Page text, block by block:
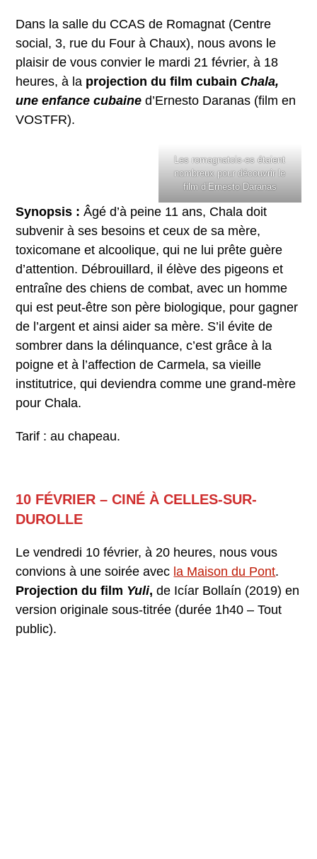
Dans la salle du CCAS de Romagnat (Centre
social, 3, rue du Four à Chaux), nous avons le
plaisir de vous convier le mardi 21 février, à 18
heures, à la projection du film cubain Chala,
une enfance cubaine d’Ernesto Daranas (film en
VOSTFR).
Les romagnatois·es étaient
nombreux pour découvrir le
film d’Ernesto Daranas
Synopsis :Âgé d’à peine 11 ans, Chala doit
subvenir à ses besoins et ceux de sa mère,
toxicomane et alcoolique, qui ne lui prête guère
d’attention. Débrouillard, il élève des pigeons et
entraîne des chiens de combat, avec un homme
qui est peut-être son père biologique, pour gagner
de l’argent et ainsi aider sa mère. S’il évite de
sombrer dans la délinquance, c’est grâce à la
poigne et à l’affection de Carmela, sa vieille
institutrice, qui deviendra comme une grand-mère
pour Chala.
Tarif : au chapeau.
10 FÉVRIER – CINÉ À CELLES-SUR-
DUROLLE
Le vendredi 10 février, à 20 heures, nous vous
convions à une soirée avec la Maison du Pont.
Projection du film Yuli, de Icíar Bollaín (2019) en
version originale sous-titrée (durée 1h40 – Tout
public).